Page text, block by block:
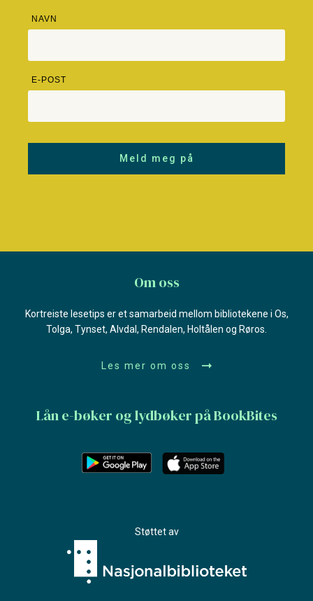
NAVN
E-POST
Meld meg på
Lån e-bøker og lydbøker på BookBites
Om oss
Kortreiste lesetips er et samarbeid mellom bibliotekene i Os,
Tolga, Tynset, Alvdal, Rendalen, Holtålen og Røros.
Les mer om oss
Støttet av